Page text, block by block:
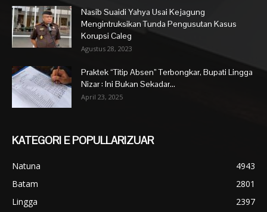
Nasib Suaidi Yahya Usai Kejagung
Mengintruksikan Tunda Pengusutan Kasus
Korupsi Caleg
Agustus 28, 2023
Praktek “Titip Absen” Terbongkar, Bupati Lingga
Nizar : Ini Bukan Sekadar...
April 23, 2025
KATEGORI E POPULLARIZUAR
Natuna
4943
Batam
2801
Lingga
2397